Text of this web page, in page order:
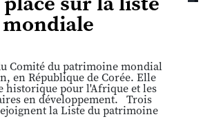
mondiale
Comité du patrimoine mondial
en République de Corée. Elle
historique pour l'Afrique et les
en développement. Trois
la Liste du patrimoine